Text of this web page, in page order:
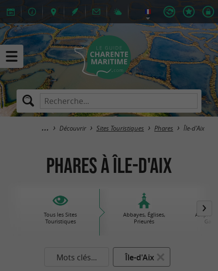
Découvrir Sites Touristiques Phares Île-d'Aix
Phares à Île-d'Aix
Tous les Sites
Touristiques
Abbayes, Églises,
Prieurés
Mots clés... Île-d'Aix